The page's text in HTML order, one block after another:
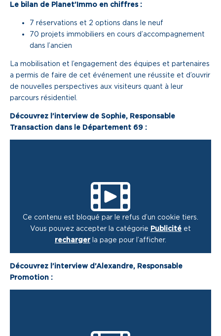
Le bilan de Planet’Immo en chiffres :
7 réservations et 2 options dans le neuf
70 projets immobiliers en cours d’accompagnement
dans l’ancien
La mobilisation et l’engagement des équipes et partenaires
a permis de faire de cet événement une réussite et d’ouvrir
de nouvelles perspectives aux visiteurs quant à leur
parcours résidentiel.
Découvrez l’interview de Sophie, Responsable
Transaction dans le Département 69 :
Ce contenu est bloqué par le refus d’un cookie tiers.
Vous pouvez accepter la catégorie Publicité et
recharger la page pour l’afficher.
Découvrez l’interview d’Alexandre, Responsable
Promotion :